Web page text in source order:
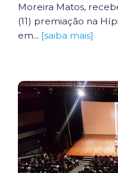
Moreira Matos,
(11) premiação na
em... [saiba mais]